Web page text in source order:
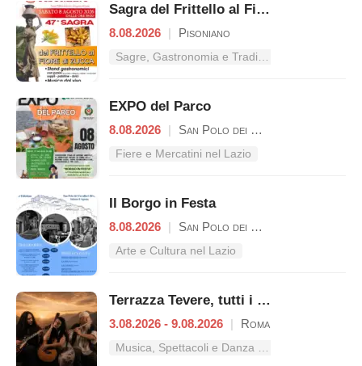
Sagra del Frittello al Fiore di Zucca
8.08.2026 | Pisoniano
EXPO del Parco
8.08.2026 | San Polo dei Cavalieri
Fiere e Mercatini nel Lazio
Il Borgo in Festa
8.08.2026 | San Polo dei Cavalieri
Arte e Cultura nel Lazio
Terrazza Tevere, tutti i concerti dal 3 al 9 agosto
3.08.2026 - 9.08.2026 | Roma